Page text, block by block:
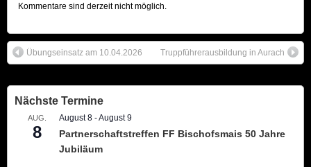
Kommentare sind derzeit nicht möglich.
Übungseinsatz am 10.04.2026 Truppführerausbildung in Aurach
Nächste Termine
AUG.
8
August 8 -August 9
Partnerschaftstreffen FF Bischofsmais 50 Jahre
Jubiläum